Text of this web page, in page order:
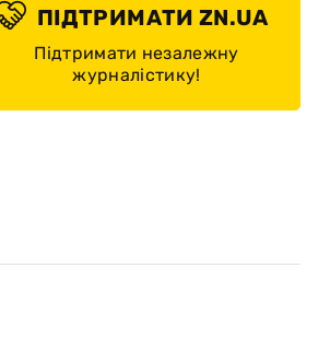
ПІДТРИМАТИ ZN.UA
Підтримати незалежну
журналістику!